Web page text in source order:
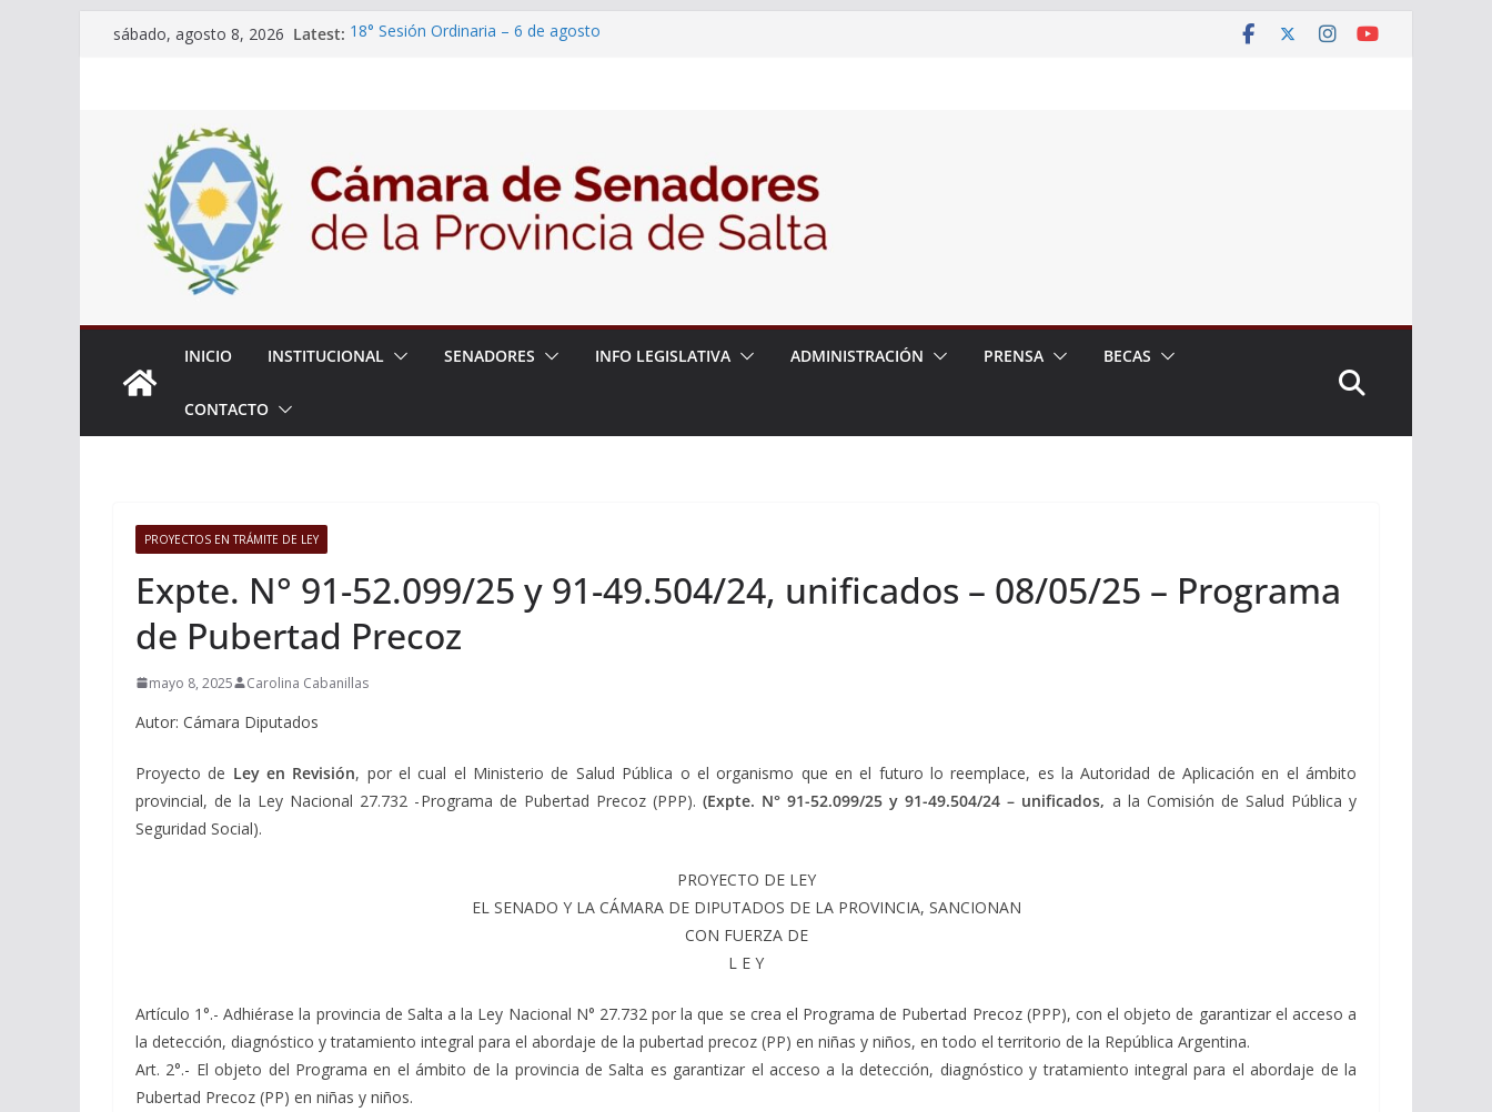
sábado, agosto 8, 2026 Latest: 18° Sesión Ordinaria – 6 de agosto
Expte. Nº 90-34.516/2026 – 06/08/26 – Créase el Ente Salteño
de Protección y Control Vegetal
INICIO INSTITUCIONAL SENADORES INFO LEGISLATIVA ADMINISTRACIÓN PRENSA BECAS
CONTACTO
PROYECTOS EN TRÁMITE DE LEY
Expte. N° 91-52.099/25 y 91-49.504/24, unificados – 08/05/25 – Programa
de Pubertad Precoz
mayo 8, 2025 Carolina Cabanillas
Autor: Cámara Diputados
Proyecto de Ley en Revisión, por el cual el Ministerio de Salud Pública o el organismo que en el futuro lo reemplace, es la Autoridad de Aplicación en el ámbito
provincial, de la Ley Nacional 27.732 -Programa de Pubertad Precoz (PPP). (Expte. N° 91-52.099/25 y 91-49.504/24 – unificados, a la Comisión de Salud Pública y
Seguridad Social).
PROYECTO DE LEY
EL SENADO Y LA CÁMARA DE DIPUTADOS DE LA PROVINCIA, SANCIONAN
CON FUERZA DE
L E Y
Artículo 1°.- Adhiérase la provincia de Salta a la Ley Nacional N° 27.732 por la que se crea el Programa de Pubertad Precoz (PPP), con el objeto de garantizar el acceso a
la detección, diagnóstico y tratamiento integral para el abordaje de la pubertad precoz (PP) en niñas y niños, en todo el territorio de la República Argentina.
Art. 2°.- El objeto del Programa en el ámbito de la provincia de Salta es garantizar el acceso a la detección, diagnóstico y tratamiento integral para el abordaje de la
Pubertad Precoz (PP) en niñas y niños.